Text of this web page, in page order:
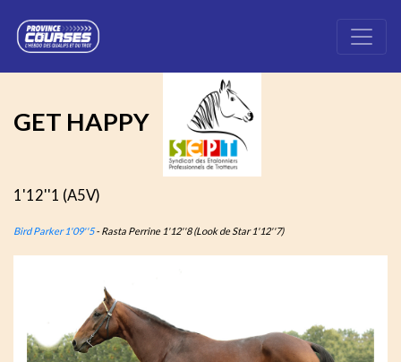
GET HAPPY
1'12''1 (A5V)
Bird Parker 1'09''5- Rasta Perrine 1'12''8 (Look de Star 1'12''7)